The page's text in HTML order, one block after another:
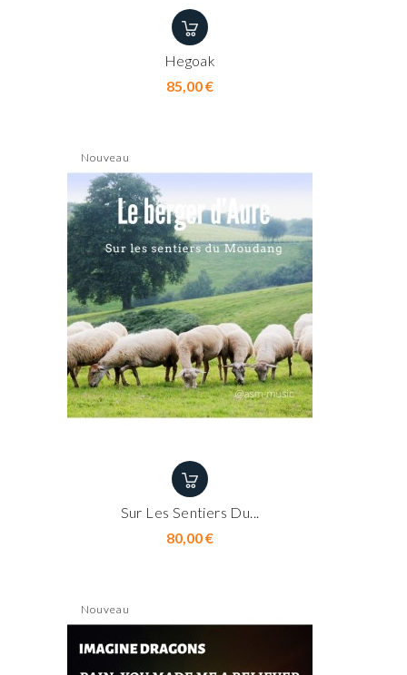
Hegoak
85,00 €Prix
Nouveau
Sur Les Sentiers Du...
80,00 €Prix
Nouveau